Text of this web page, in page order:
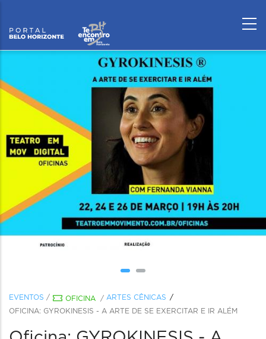
EVENTOS / OFICINA / ARTES CÊNICAS
OFICINA: GYROKINESIS - A ARTE DE SE EXERCITAR E IR ALÉM